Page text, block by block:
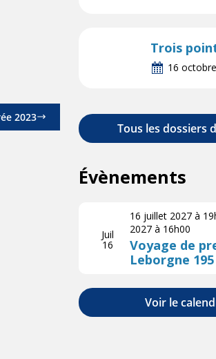
2023
Trois
16
Tous les dossiers
Évènements
Juil
16
16 juillet 2027 à
2027 à 16h00
Voyage de
Leborgne
Voir le